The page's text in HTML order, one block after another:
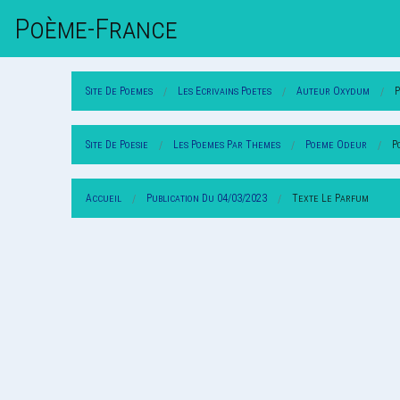
Poème-FrAnce
Site De Poemes Les Ecrivains Poetes Auteur Oxydum
Site De Poesie Les Poemes Par Themes Poeme Odeur
Accueil Publication Du 04/03/2023 Texte Le Parfum